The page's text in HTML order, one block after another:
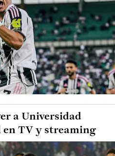
a Universidad
en TV y streaming